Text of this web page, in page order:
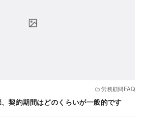
労務顧問FAQ
契約期間はどのくらいが一般的です